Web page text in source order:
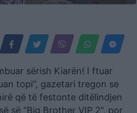
sërish Kiarën! I ftuar
topi”, gazetari tregon se
që të festonte ditëlindjen
së “Big Brother VIP 2”, por